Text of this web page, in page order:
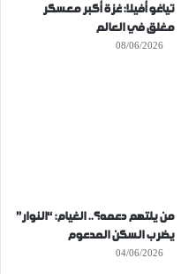
تياغو أفيلا: غزة أكبر معسكر
مغلق في العالم
08/06/2026
من يلتهم دعمه؟.. الغيام: “النوار”
يضرب السكن المدعوم
04/06/2026